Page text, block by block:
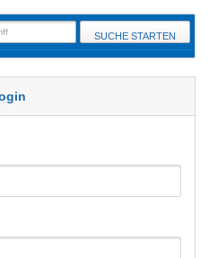
SUCHE STARTEN